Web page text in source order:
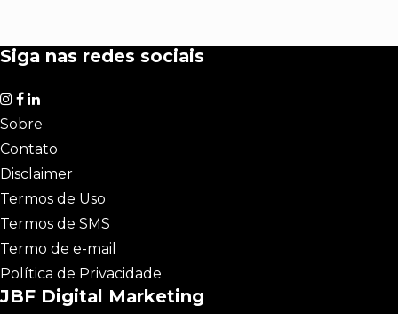
Siga nas redes sociais
Sobre
Contato
Disclaimer
Termos de Uso
Termos de SMS
Termo de e-mail
Política de Privacidade
JBF Digital Marketing